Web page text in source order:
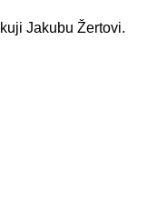
Jakubu Žertovi.